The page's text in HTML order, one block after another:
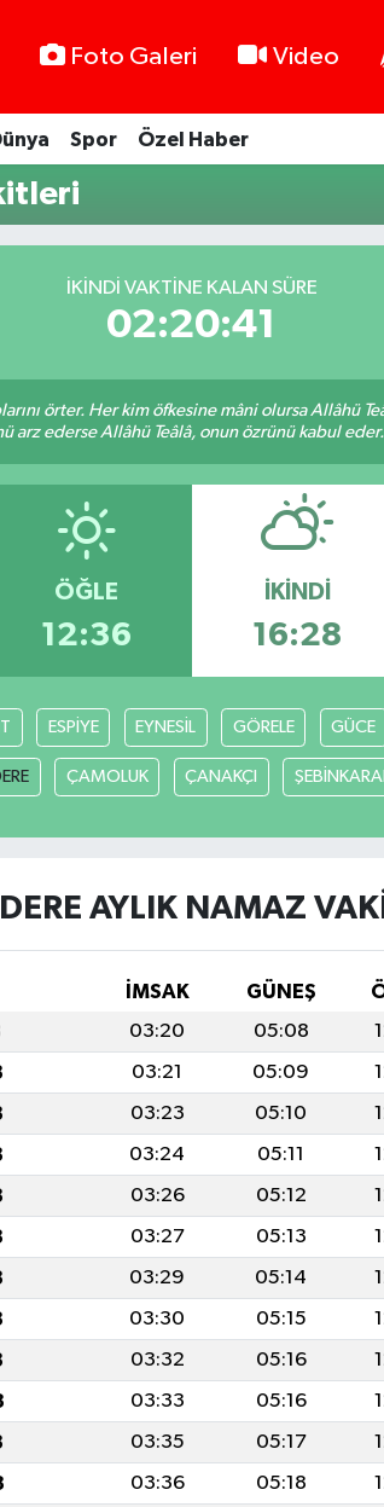
Foto Galeri Video
Spor Özel Haber
İKINDI VAKTINE KALAN SÜRE
02:20:41
örter. Her kim öfkesine mâni olursa Allâhü
arz ederse Allâhü Teâlâ, onun özrünü kabul
ÖĞLE
12:36
İKINDI
16:28
ESPİYE EYNESİL GÖRELE GÜCE
ÇAMOLUK ÇANAKÇI
AYLIK NAMAZ
İMSAK GÜNEŞ
03:20 05:08
03:21 05:09
03:23 05:10
03:24 05:11
03:26 05:12
03:27 05:13
03:29 05:14
03:30 05:15
03:32 05:16
03:33 05:16
03:35 05:17
03:36 05:18